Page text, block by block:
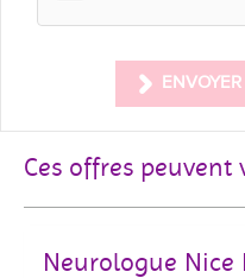
Ces offres peuvent
Neurologue Nice